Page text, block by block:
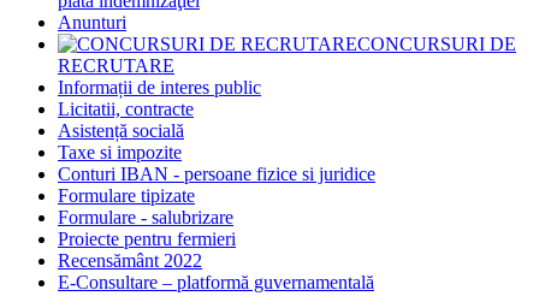
Anunturi
CONCURSURI DE
RECRUTARE
Informații de interes public
Licitatii, contracte
Asistență socială
Taxe si impozite
Conturi IBAN - persoane fizice si juridice
Formulare tipizate
Formulare - salubrizare
Proiecte pentru fermieri
Recensământ 2022
E-Consultare – platformă guvernamentală